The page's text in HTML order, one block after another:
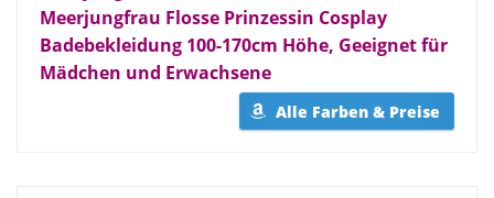
Meerjungfrau Flosse Prinzessin Cosplay
Badebekleidung 100-170cm Höhe, Geeignet für
Mädchen und Erwachsene
Alle Farben & Preise